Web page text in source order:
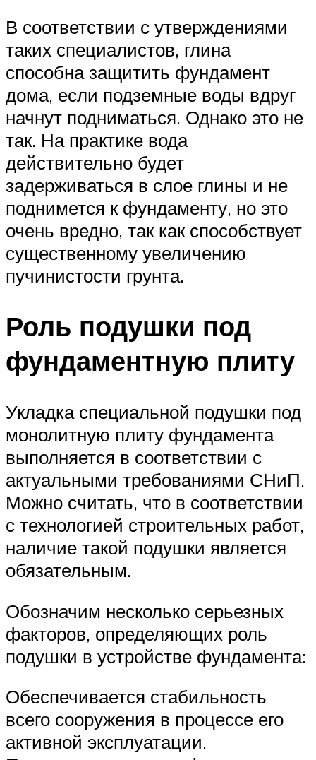
В соответствии с утверждениями
таких специалистов, глина
способна защитить фундамент
дома, если подземные воды вдруг
начнут подниматься. Однако это не
так. На практике вода
действительно будет
задерживаться в слое глины и не
поднимется к фундаменту, но это
очень вредно, так как способствует
существенному увеличению
пучинистости грунта.
Роль подушки под
фундаментную плиту
Укладка специальной подушки под
монолитную плиту фундамента
выполняется в соответствии с
актуальными требованиями СНиП.
Можно считать, что в соответствии
с технологией строительных работ,
наличие такой подушки является
обязательным.
Обозначим несколько серьезных
факторов, определяющих роль
подушки в устройстве фундамента:
Обеспечивается стабильность
всего сооружения в процессе его
активной эксплуатации.